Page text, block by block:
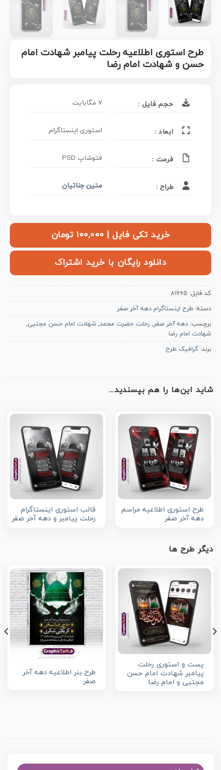
طرح استوری اطلاعیه رحلت پیامبر شهادت امام
حسن و شهادت امام رضا
حجم فایل : 7 مگابایت
ابعاد : استوری اینستاگرام
فرمت : PSD فتوشاپ
طراح : متین جناتیان
خرید تکی فایل | ۱۰۰,۰۰۰ تومان
دانلود رایگان با خرید اشتراک
کد فایل: 81665
دسته: طرح اینستاگرام دهه آخر صفر
برچسب: دهه آخر صفر, رحلت حضرت محمد, شهادت امام حسن مجتبی,
شهادت امام رضا
برند: گرافیک طرح
شاید این‌ها را هم بپسندید…
طرح استوری اطلاعیه مراسم
دهه آخر صفر
قالب استوری اینستاگرام
رحلت پیامبر و دهه آخر صفر
دیگر طرح ها
پست و استوری رحلت
پیامبر شهادت امام حسن
مجتبی و امام رضا
طرح بنر اطلاعیه دهه آخر
صفر